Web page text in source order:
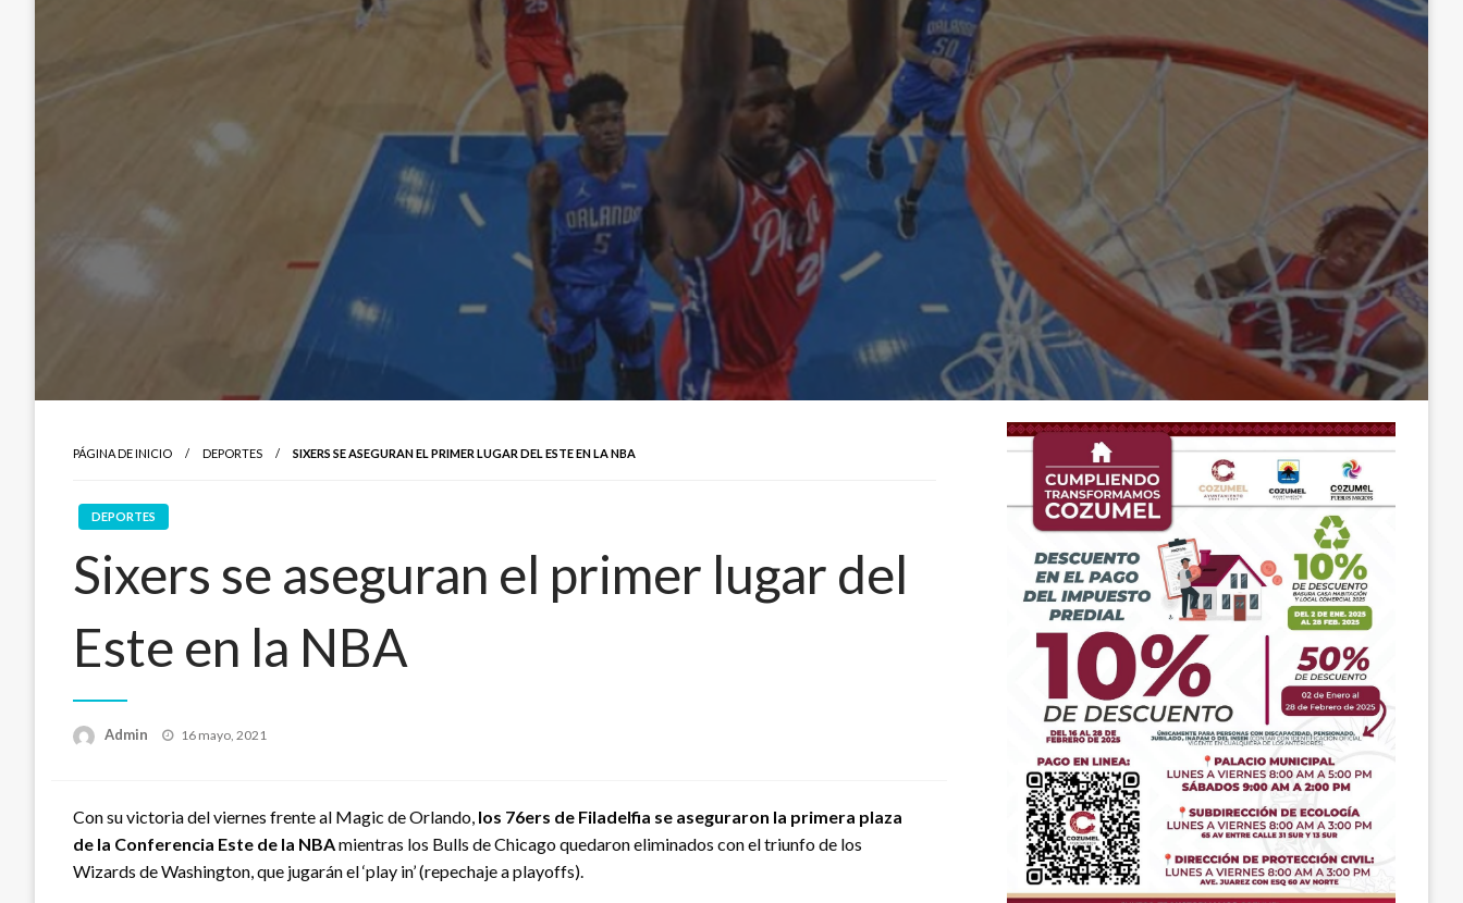
PÁGINA DE INICIO DEPORTES SIXERS SE ASEGURAN EL PRIMER LUGAR DEL ESTE EN LA NBA
DEPORTES
Sixers se aseguran el primer lugar del
Este en la NBA
Admin
Publicado
16 mayo, 2021
Con su victoria del viernes frente al Magic de Orlando, los 76ers de Filadelfia se aseguraron la primera plaza
de la Conferencia Este de la NBAmientras los Bulls de Chicago quedaron eliminados con el triunfo de los
Wizards de Washington, que jugarán el ‘play in’ (repechaje a playoffs).